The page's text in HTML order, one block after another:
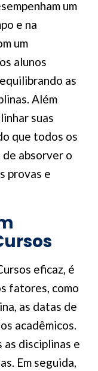
um
e na
um
alunos
as
Além
suas
que todos os
absorver o
provas e
eficaz, é
fatores, como
as datas de
acadêmicos.
disciplinas e
Em seguida,